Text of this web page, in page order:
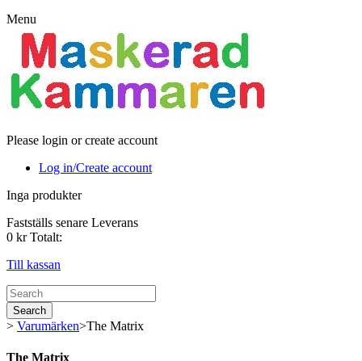
Menu
Please login or create account
Log in/Create account
Inga produkter
Fastställs senare Leverans
0 kr Totalt:
Till kassan
Search
> Varumärken>The Matrix
The Matrix